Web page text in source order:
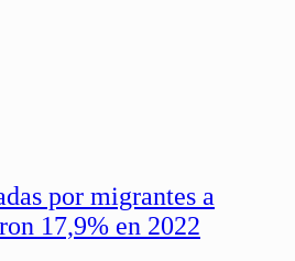
por migrantes a
17,9% en 2022